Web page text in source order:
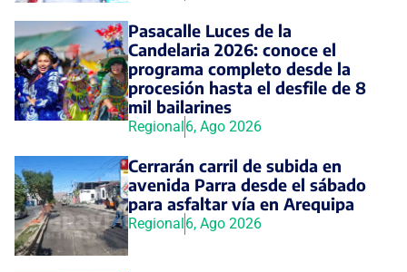
Pasacalle Luces de la
Candelaria 2026: conoce el
programa completo desde la
procesión hasta el desfile de 8
mil bailarines
Regional6, Ago 2026
Cerrarán carril de subida en
avenida Parra desde el sábado
para asfaltar vía en Arequipa
Regional6, Ago 2026